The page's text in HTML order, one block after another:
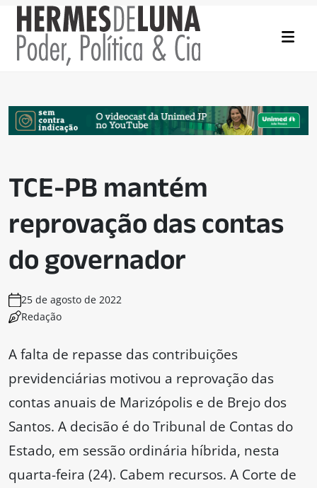
TCE-PB mantém
reprovação das contas
do governador
25 de agosto de 2022
Redação
A falta de repasse das contribuições
previdenciárias motivou a reprovação das
contas anuais de Marizópolis e de Brejo dos
Santos. A decisão é do Tribunal de Contas do
Estado, em sessão ordinária híbrida, nesta
quarta-feira (24). Cabem recursos. A Corte de